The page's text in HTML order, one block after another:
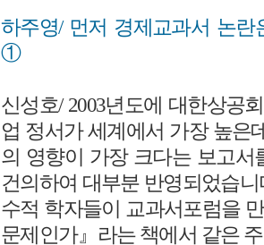
하주영/ 먼저 경제교과서 논란
①
신성호/ 2003년도에 대한상공
업 정서가 세계에서 가장 높은
의 영향이 가장 크다는 보고서
건의하여 대부분 반영되었습
수적 학자들이 교과서포럼을
문제인가』라는 책에서 같은